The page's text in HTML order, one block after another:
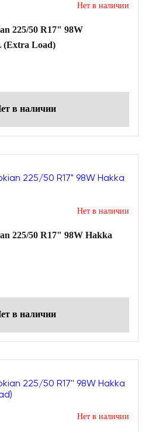
Нет в наличии
225/50 R17" 98W
Load)
в наличии
Нет в наличии
225/50 R17" 98W Hakka
в наличии
Нет в наличии